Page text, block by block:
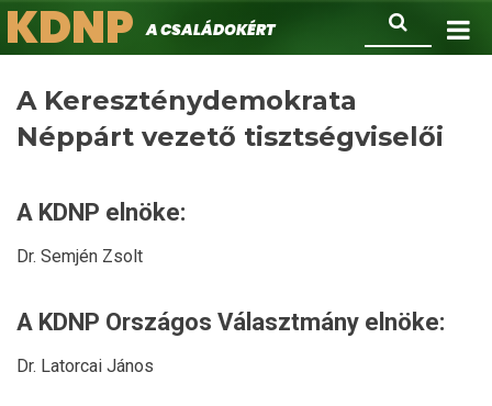
Ugrás
a
Keresés
KDNPA családokért.
A Kereszténydemokrata
Néppárt vezető tisztségviselői
A KDNP elnöke:
Dr. Semjén Zsolt
A KDNP Országos Választmány elnöke:
Dr. Latorcai János